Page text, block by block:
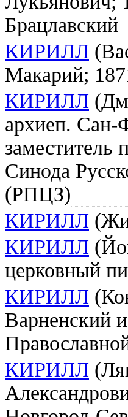
Брацлавский
КИРИЛЛ
Макарий;
КИРИЛЛ
архиеп. Сан-
заместитель
Синода
(РПЦЗ)
КИРИЛЛ
КИРИЛЛ
церковный
КИРИЛЛ
Варненский
КИРИЛЛ